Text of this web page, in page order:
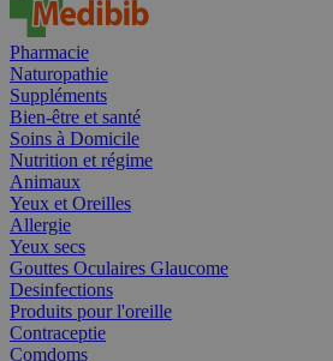
Pharmacie
Naturopathie
Suppléments
Bien-être et santé
Soins à Domicile
Nutrition et régime
Animaux
Yeux et Oreilles
Allergie
Yeux secs
Gouttes Oculaires Glaucome
Desinfections
Produits pour l'oreille
Contraceptie
Comdoms